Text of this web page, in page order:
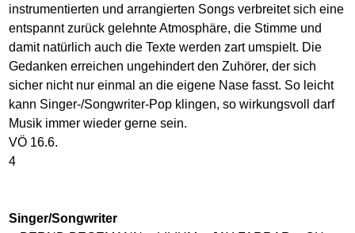
instrumentierten und arrangierten Songs verbreitet sich eine
entspannt zurück gelehnte Atmosphäre, die Stimme und
damit natürlich auch die Texte werden zart umspielt. Die
Gedanken erreichen ungehindert den Zuhörer, der sich
sicher nicht nur einmal an die eigene Nase fasst. So leicht
kann Singer-/Songwriter-Pop klingen, so wirkungsvoll darf
Musik immer wieder gerne sein.
VÖ 16.6.
4
Singer/Songwriter